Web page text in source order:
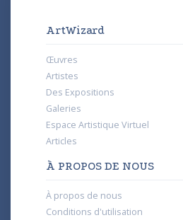
ArtWizard
Œuvres
Artistes
Des Expositions
Galeries
Espace Artistique Virtuel
Articles
À PROPOS DE NOUS
À propos de nous
Conditions d'utilisation